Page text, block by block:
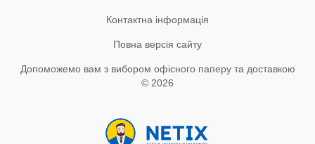
Контактна інформація
Повна версія сайту
Допоможемо вам з вибором офісного паперу та доставкою
© 2026